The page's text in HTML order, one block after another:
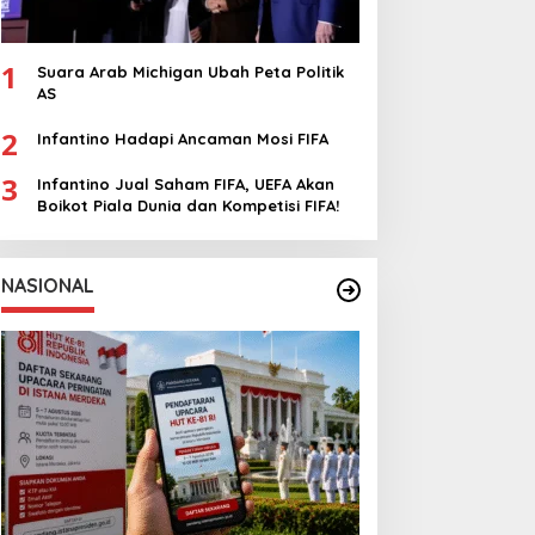
1
Suara Arab Michigan Ubah Peta Politik
AS
2 Infantino Hadapi Ancaman Mosi FIFA
3
Infantino Jual Saham FIFA, UEFA Akan
Boikot Piala Dunia dan Kompetisi FIFA!
NASIONAL